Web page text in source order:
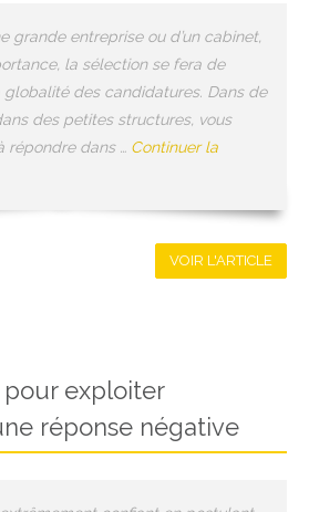
grande entreprise ou d’un cabinet,
la sélection se fera de
globalité des candidatures. Dans de
des petites structures, vous
répondre dans … Continuer la
VOIR L'ARTICLE
pour exploiter
réponse négative